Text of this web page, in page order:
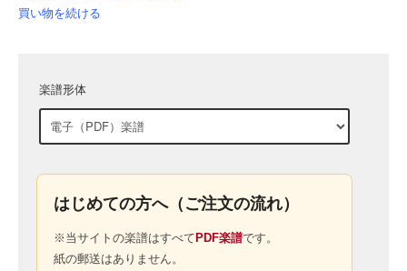
買い物を続ける
楽譜形体
はじめての方へ（ご注文の流れ）
※当サイトの楽譜はすべて PDF楽譜です。
紙の郵送はありません。